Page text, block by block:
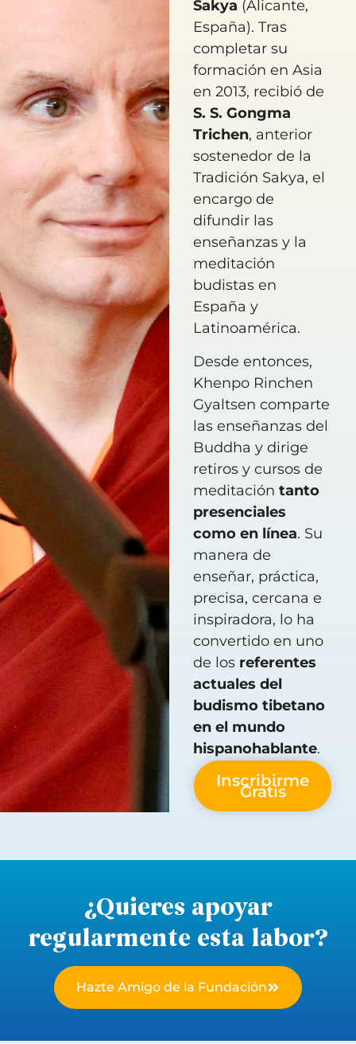
Sakya (Alicante,
España). Tras
completar su
formación en Asia
en 2013, recibió de
S. S. Gongma
Trichen, anterior
sostenedor de la
Tradición Sakya, el
encargo de
difundir las
enseñanzas y la
meditación
budistas en
España y
Latinoamérica.
Desde entonces,
Khenpo Rinchen
Gyaltsen comparte
las enseñanzas del
Buddha y dirige
retiros y cursos de
meditacióntanto
presenciales
como en línea. Su
manera de
enseñar, práctica,
precisa, cercana e
inspiradora, lo ha
convertido en uno
de los referentes
actuales del
budismo tibetano
en el mundo
hispanohablante.
Inscribirme
Gratis
¿Quieres apoyar
regularmente esta labor?
Hazte Amigo de la Fundación